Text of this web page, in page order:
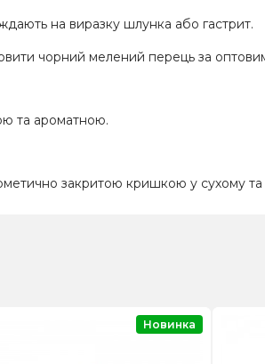
на виразку шлунка або гастрит.
чорний мелений перець за
та ароматною.
закритою кришкою у сухому та
Новинка